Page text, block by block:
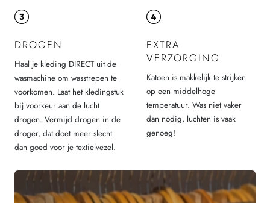
DROGEN
Haal je kleding DIRECT uit de
wasmachine om wasstrepen te
voorkomen. Laat het kledingstuk
bij voorkeur aan de lucht
drogen. Vermijd drogen in de
droger, dat doet meer slecht
dan goed voor je textielvezel.
EXTRA
VERZORGING
Katoen is makkelijk te strijken
op een middelhoge
temperatuur. Was niet vaker
dan nodig, luchten is vaak
genoeg!